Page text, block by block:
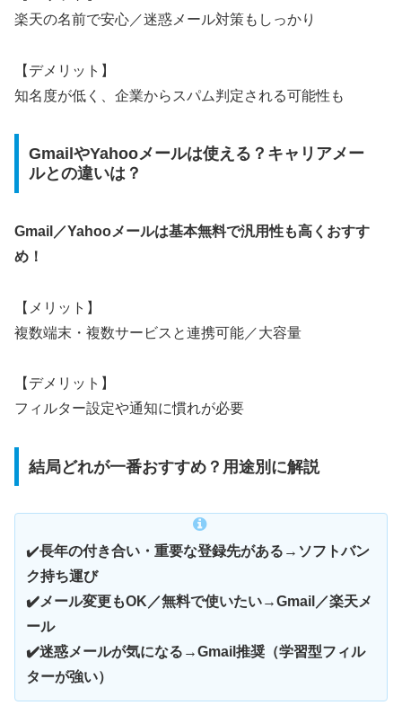
楽天の名前で安心／迷惑メール対策もしっかり
【デメリット】
知名度が低く、企業からスパム判定される可能性も
GmailやYahooメールは使える？キャリアメー
ルとの違いは？
Gmail／Yahooメールは基本無料で汎用性も高くおすす
め！
【メリット】
複数端末・複数サービスと連携可能／大容量
【デメリット】
フィルター設定や通知に慣れが必要
結局どれが一番おすすめ？用途別に解説
✔️長年の付き合い・重要な登録先がある→ソフトバン
ク持ち運び
✔️メール変更もOK／無料で使いたい→Gmail／楽天メ
ール
✔️迷惑メールが気になる→Gmail推奨（学習型フィル
ターが強い）